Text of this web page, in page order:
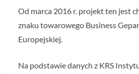
Od marca 2016 r. projekt ten jest
znaku towarowego Business
Europejskiej.
Na podstawie danych z KRS